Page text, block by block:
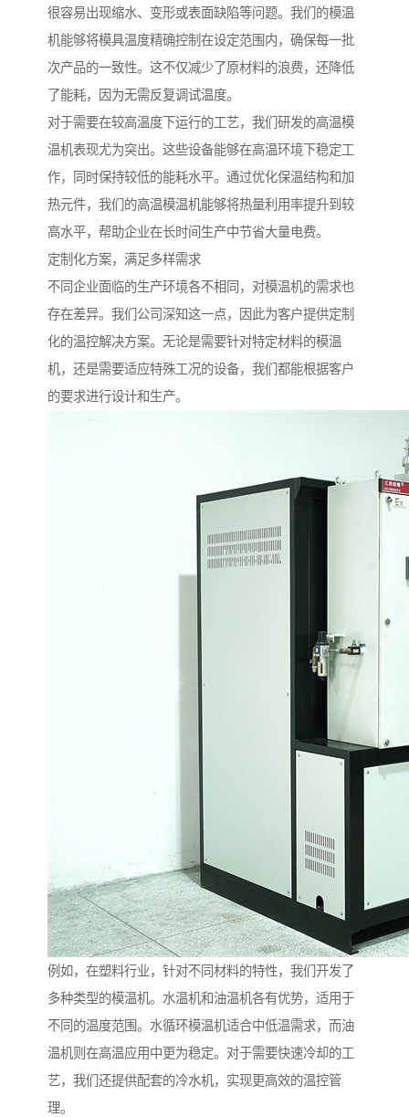
很容易出现缩水、变形或表面缺陷等问题。我们的模温
机能够将模具温度精确控制在设定范围内，确保每一批
次产品的一致性。这不仅减少了原材料的浪费，还降低
了能耗，因为无需反复调试温度。
对于需要在较高温度下运行的工艺，我们研发的高温模
温机表现尤为突出。这些设备能够在高温环境下稳定工
作，同时保持较低的能耗水平。通过优化保温结构和加
热元件，我们的高温模温机能够将热量利用率提升到较
高水平，帮助企业在长时间生产中节省大量电费。
定制化方案，满足多样需求
不同企业面临的生产环境各不相同，对模温机的需求也
存在差异。我们公司深知这一点，因此为客户提供定制
化的温控解决方案。无论是需要针对特定材料的模温
机，还是需要适应特殊工况的设备，我们都能根据客户
的要求进行设计和生产。
例如，在塑料行业，针对不同材料的特性，我们开发了
多种类型的模温机。水温机和油温机各有优势，适用于
不同的温度范围。水循环模温机适合中低温需求，而油
温机则在高温应用中更为稳定。对于需要快速冷却的工
艺，我们还提供配套的冷水机，实现更高效的温控管
理。